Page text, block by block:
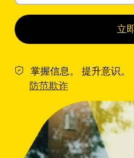
立
掌握信息。 提升意识。
防范欺诈